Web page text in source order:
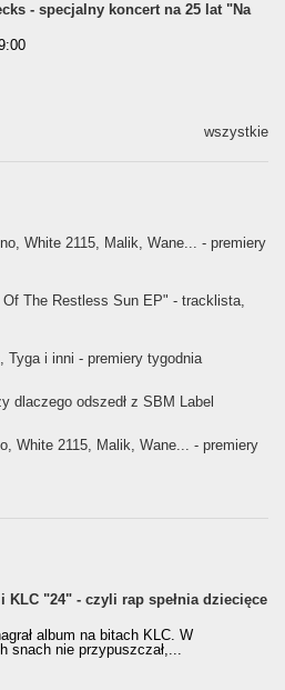
- specjalny koncert na 25 lat "Na
wszystkie
White 2115, Malik, Wane... - premiery
The Restless Sun EP" - tracklista,
Tyga i inni - premiery tygodnia
dlaczego odszedł z SBM Label
White 2115, Malik, Wane... - premiery
KLC "24" - czyli rap spełnia dziecięce
album na bitach KLC. W
snach nie przypuszczał,...